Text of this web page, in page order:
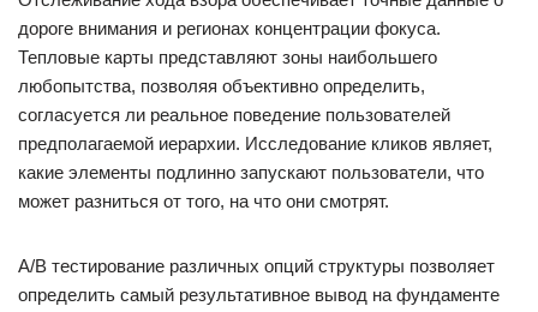
дороге внимания и регионах концентрации фокуса.
Тепловые карты представляют зоны наибольшего
любопытства, позволяя объективно определить,
согласуется ли реальное поведение пользователей
предполагаемой иерархии. Исследование кликов являет,
какие элементы подлинно запускают пользователи, что
может разниться от того, на что они смотрят.
A/B тестирование различных опций структуры позволяет
определить самый результативное вывод на фундаменте